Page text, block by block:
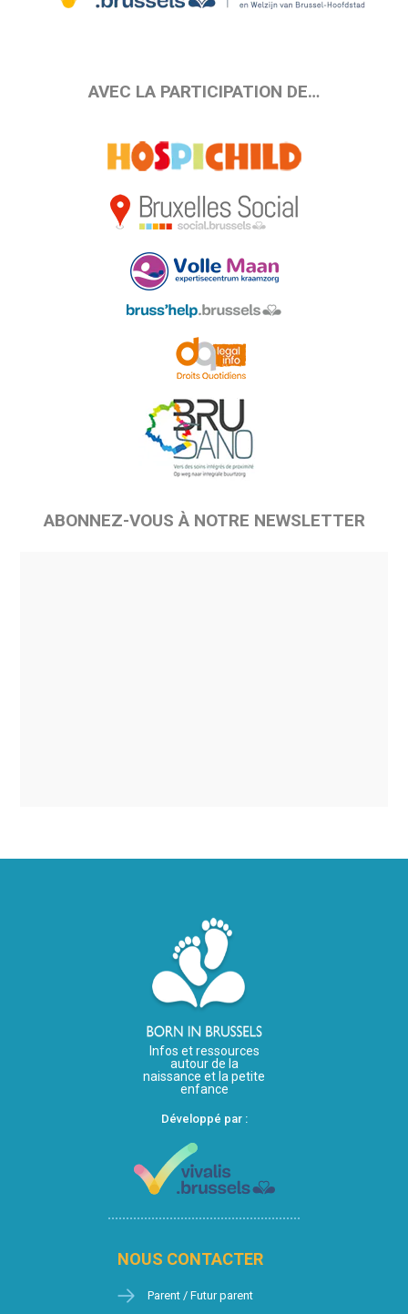
AVEC LA PARTICIPATION DE…
ABONNEZ-VOUS À NOTRE NEWSLETTER
Infos et ressources
autour de la
naissance et la petite
enfance
Développé par :
NOUS CONTACTER
Parent / Futur parent